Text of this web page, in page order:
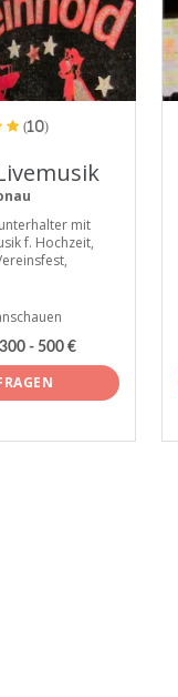
(10)
mit
f. Hochzeit,
300 - 500 €